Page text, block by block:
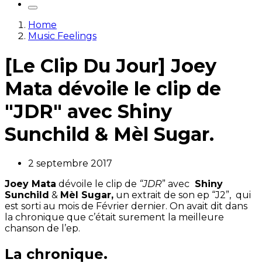
Home
Music Feelings
[Le Clip Du Jour] Joey
Mata dévoile le clip de
"JDR" avec Shiny
Sunchild & Mèl Sugar.
2 septembre 2017
Joey Mata dévoile le clip de “JDR” avec Shiny
Sunchild & Mèl Sugar, un extrait de son ep “J2”, qui
est sorti au mois de Février dernier. On avait dit dans
la chronique que c’était surement la meilleure
chanson de l’ep.
La chronique.